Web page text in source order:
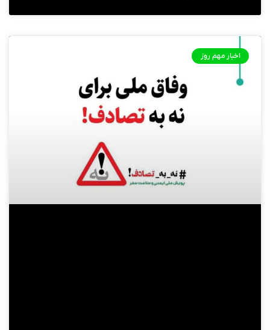
اخبار مهم روز